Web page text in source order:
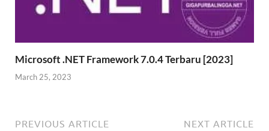
Microsoft .NET Framework 7.0.4 Terbaru [2023]
March 25, 2023
PREVIOUS ARTICLE NEXT ARTICLE